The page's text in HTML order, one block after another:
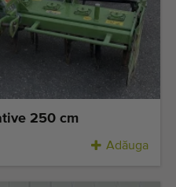
250 cm
Adăuga